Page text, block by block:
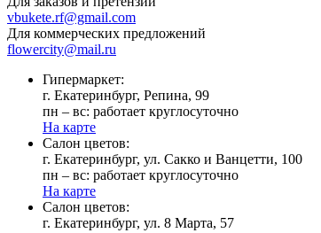
vbukete.rf@gmail.com
Для коммерческих предложений
flowercity@mail.ru
Гипермаркет:
г. Екатеринбург, Репина, 99
пн – вс: работает круглосуточно
На карте
Cалон цветов:
г. Екатеринбург, ул. Сакко и Ванцетти, 100
пн – вс: работает круглосуточно
На карте
Cалон цветов:
г. Екатеринбург, ул. 8 Марта, 57